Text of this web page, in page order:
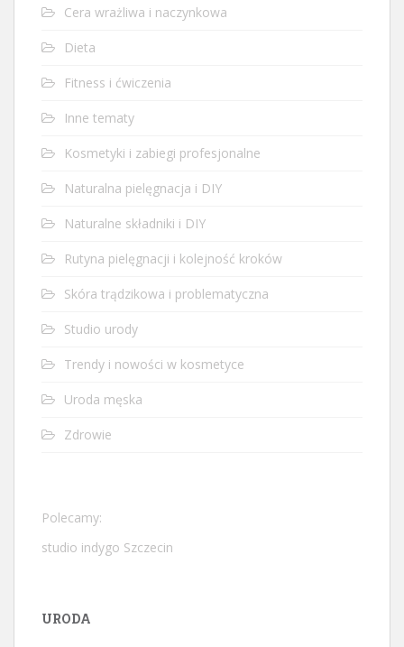
Cera wrażliwa i naczynkowa
Dieta
Fitness i ćwiczenia
Inne tematy
Kosmetyki i zabiegi profesjonalne
Naturalna pielęgnacja i DIY
Naturalne składniki i DIY
Rutyna pielęgnacji i kolejność kroków
Skóra trądzikowa i problematyczna
Studio urody
Trendy i nowości w kosmetyce
Uroda męska
Zdrowie
Polecamy:
studio indygo Szczecin
URODA